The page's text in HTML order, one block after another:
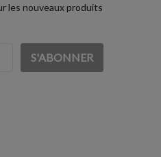
les nouveaux produits